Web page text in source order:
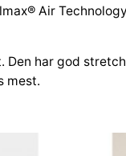
t
E
Air
har god
mest.